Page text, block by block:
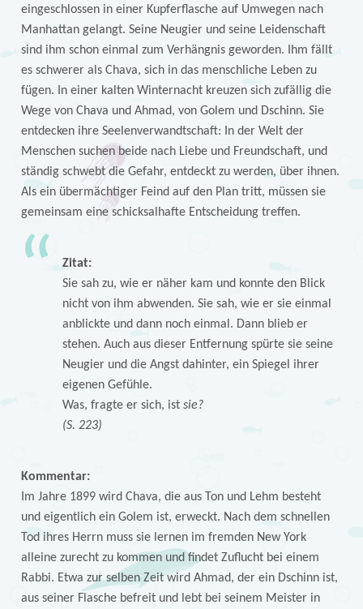
eingeschlossen in einer Kupferflasche auf Umwegen nach
Manhattan gelangt. Seine Neugier und seine Leidenschaft
sind ihm schon einmal zum Verhängnis geworden. Ihm fällt
es schwerer als Chava, sich in das menschliche Leben zu
fügen. In einer kalten Winternacht kreuzen sich zufällig die
Wege von Chava und Ahmad, von Golem und Dschinn. Sie
entdecken ihre Seelenverwandtschaft: In der Welt der
Menschen suchen beide nach Liebe und Freundschaft, und
ständig schwebt die Gefahr, entdeckt zu werden, über ihnen.
Als ein übermächtiger Feind auf den Plan tritt, müssen sie
gemeinsam eine schicksalhafte Entscheidung treffen.
Zitat:
Sie sah zu, wie er näher kam und konnte den Blick
nicht von ihm abwenden. Sie sah, wie er sie einmal
anblickte und dann noch einmal. Dann blieb er
stehen. Auch aus dieser Entfernung spürte sie seine
Neugier und die Angst dahinter, ein Spiegel ihrer
eigenen Gefühle.
Was, fragte er sich, ist sie?
(S. 223)
Kommentar:
Im Jahre 1899 wird Chava, die aus Ton und Lehm besteht
und eigentlich ein Golem ist, erweckt. Nach dem schnellen
Tod ihres Herrn muss sie lernen im fremden New York
alleine zurecht zu kommen und findet Zuflucht bei einem
Rabbi. Etwa zur selben Zeit wird Ahmad, der ein Dschinn ist,
aus seiner Flasche befreit und lebt bei seinem Meister in